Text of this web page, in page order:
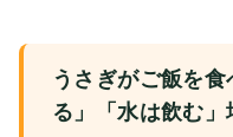
うさぎがご飯を
る」「水は飲む」